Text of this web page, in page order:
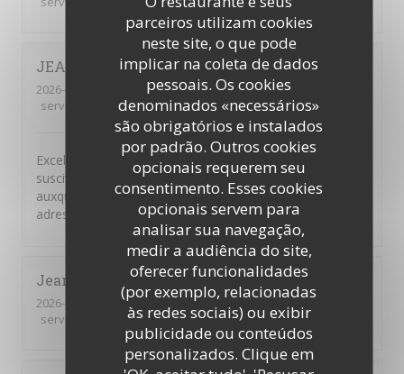
parceiros utilizam cookies
neste site, o que pode
implicar na coleta de dados
pessoais. Os cookies
denominados «necessários»
são obrigatórios e instalados
por padrão. Outros cookies
opcionais requerem seu
consentimento. Esses cookies
opcionais servem para
analisar sua navegação,
medir a audiência do site,
oferecer funcionalidades
(por exemplo, relacionadas
às redes sociais) ou exibir
publicidade ou conteúdos
personalizados. Clique em
JEAN-MARIE F
2026-07-06
- 12:30 - guests 4
service
ambience: 5/5 menu:5/5 quality_price
Excellent restaurant libanais. Le buffet à volonté du midi
suscite l enthousiasme de toutes les personnes
auxquelles je propose de déjeuner à cette très bonne
adresse.
Jean-François B
2026-07-12
- 13:00 - guests 6
service
ambience:5/5 menu:5/5 quality_price